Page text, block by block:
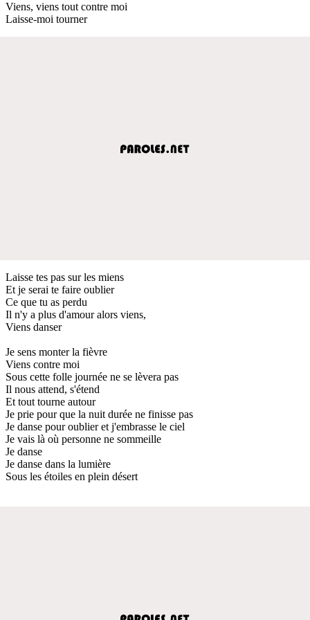
Viens, viens tout contre moi
Laisse-moi tourner
Laisse tes pas sur les miens
Et je serai te faire oublier
Ce que tu as perdu
Il n'y a plus d'amour alors viens,
Viens danser
Je sens monter la fièvre
Viens contre moi
Sous cette folle journée ne se lèvera pas
Il nous attend, s'étend
Et tout tourne autour
Je prie pour que la nuit durée ne finisse pas
Je danse pour oublier et j'embrasse le ciel
Je vais là où personne ne sommeille
Je danse
Je danse dans la lumière
Sous les étoiles en plein désert